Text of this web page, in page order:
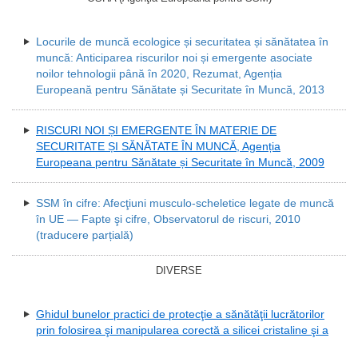
Locurile de muncă ecologice și securitatea și sănătatea în
muncă: Anticiparea riscurilor noi și emergente asociate
noilor tehnologii până în 2020, Rezumat, Agenția
Europeană pentru Sănătate și Securitate în Muncă, 2013
RISCURI NOI ȘI EMERGENTE ÎN MATERIE DE
SECURITATE ȘI SĂNĂTATE ÎN MUNCĂ, Agenția
Europeana pentru Sănătate și Securitate în Muncă, 2009
SSM în cifre: Afecţiuni musculo-scheletice legate de muncă
în UE — Fapte şi cifre, Observatorul de riscuri, 2010
(traducere parțială)
DIVERSE
Ghidul bunelor practici de protecţie a sănătăţii lucrătorilor
prin folosirea şi manipularea corectă a silicei cristaline şi a